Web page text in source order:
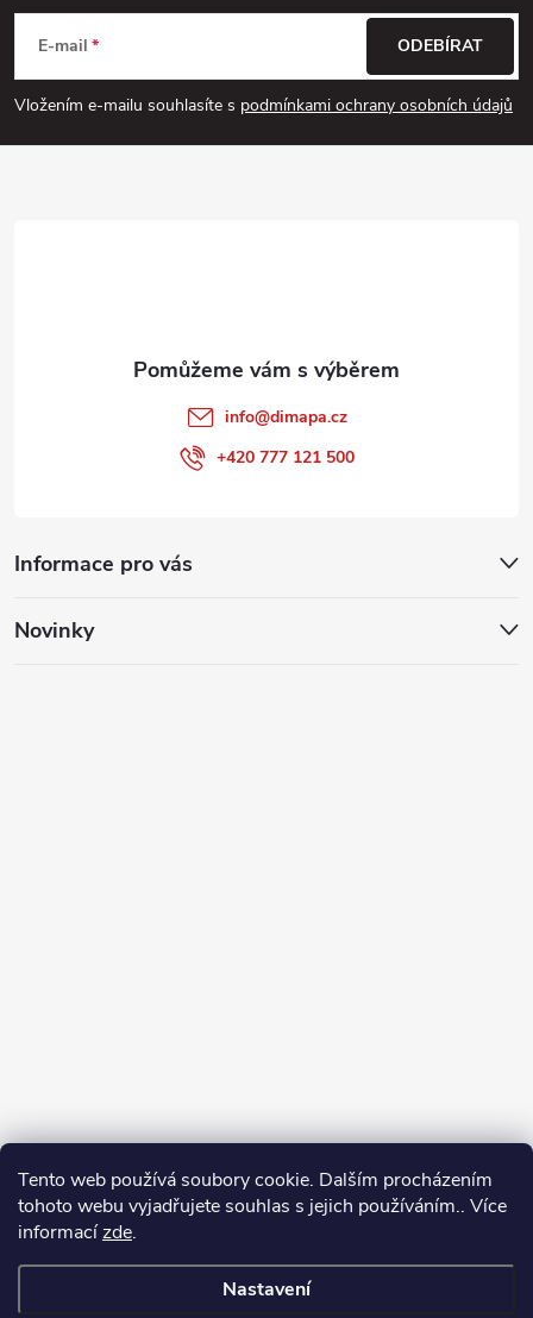
Tento web používá soubory cookie. Dalším procházením
tohoto webu vyjadřujete souhlas s jejich používáním.. Více
informacízde.
Nastavení
p
a
E-mail
Vložením e-mailu souhlasíte s podmínkami ochrany osobních údajů
ODEBÍRAT
Informace pro vás
Novinky
info@dimapa.cz
+420 777 121 500